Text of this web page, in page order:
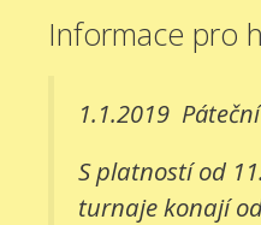
Informace pro
1.1.2019
S platností od
turnaje konají